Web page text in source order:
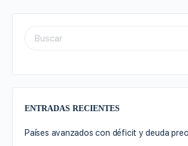
ENTRADAS RECIENTES
Países avanzados con déficit y deuda